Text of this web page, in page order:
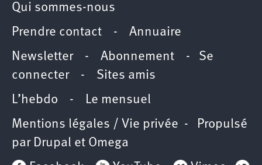
Qui sommes-nous
Prendre contact - Annuaire
Newsletter - Abonnement - Se
connecter- Sites amis
L’hebdo - Le mensuel
Mentions légales / Vie privée - Propulsé
par Drupal et Omega